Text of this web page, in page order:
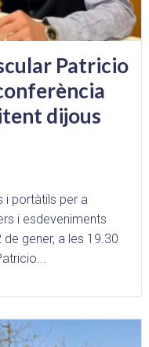
Patricio
dijous
i portàtils per a
i esdeveniments
gener, a les 19.30